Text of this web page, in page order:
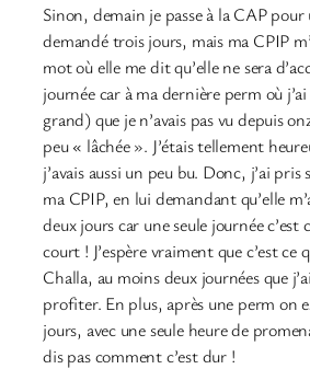
Sinon, demain je passe à la CAP pour
demandé trois jours, mais ma CPIP
mot où elle me dit qu’elle ne sera
journée car à ma dernière perm où
grand) que je n’avais pas vu depuis
peu « lâchée ». J’étais tellement
j’avais aussi un peu bu. Donc, j’ai
ma CPIP, en lui demandant qu’elle
deux jours car une seule journée
court ! J’espère vraiment que c’est ce
Challa, au moins deux journées que
profiter. En plus, après une perm on
jours, avec une seule heure de
dis pas comment c’est dur !